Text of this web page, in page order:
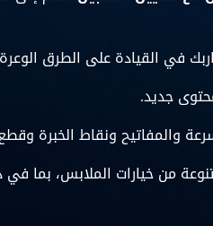
في القيادة على الطرق
جديد.
والمفاتيح ونقاط الخبرة وقطع
خيارات الملابس، بما في